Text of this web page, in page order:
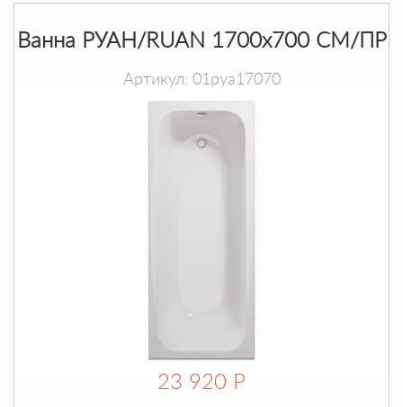
Ванна РУАН/RUAN 1700х700 СМ/ПР
Артикул: 01руа17070
23 920 Р